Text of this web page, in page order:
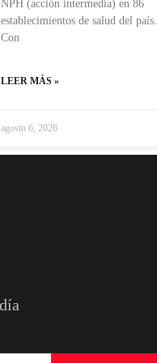
NPH (acción intermedia) en 86
establecimientos de salud del país.
Con
LEER MÁS »
agosto 6, 2026